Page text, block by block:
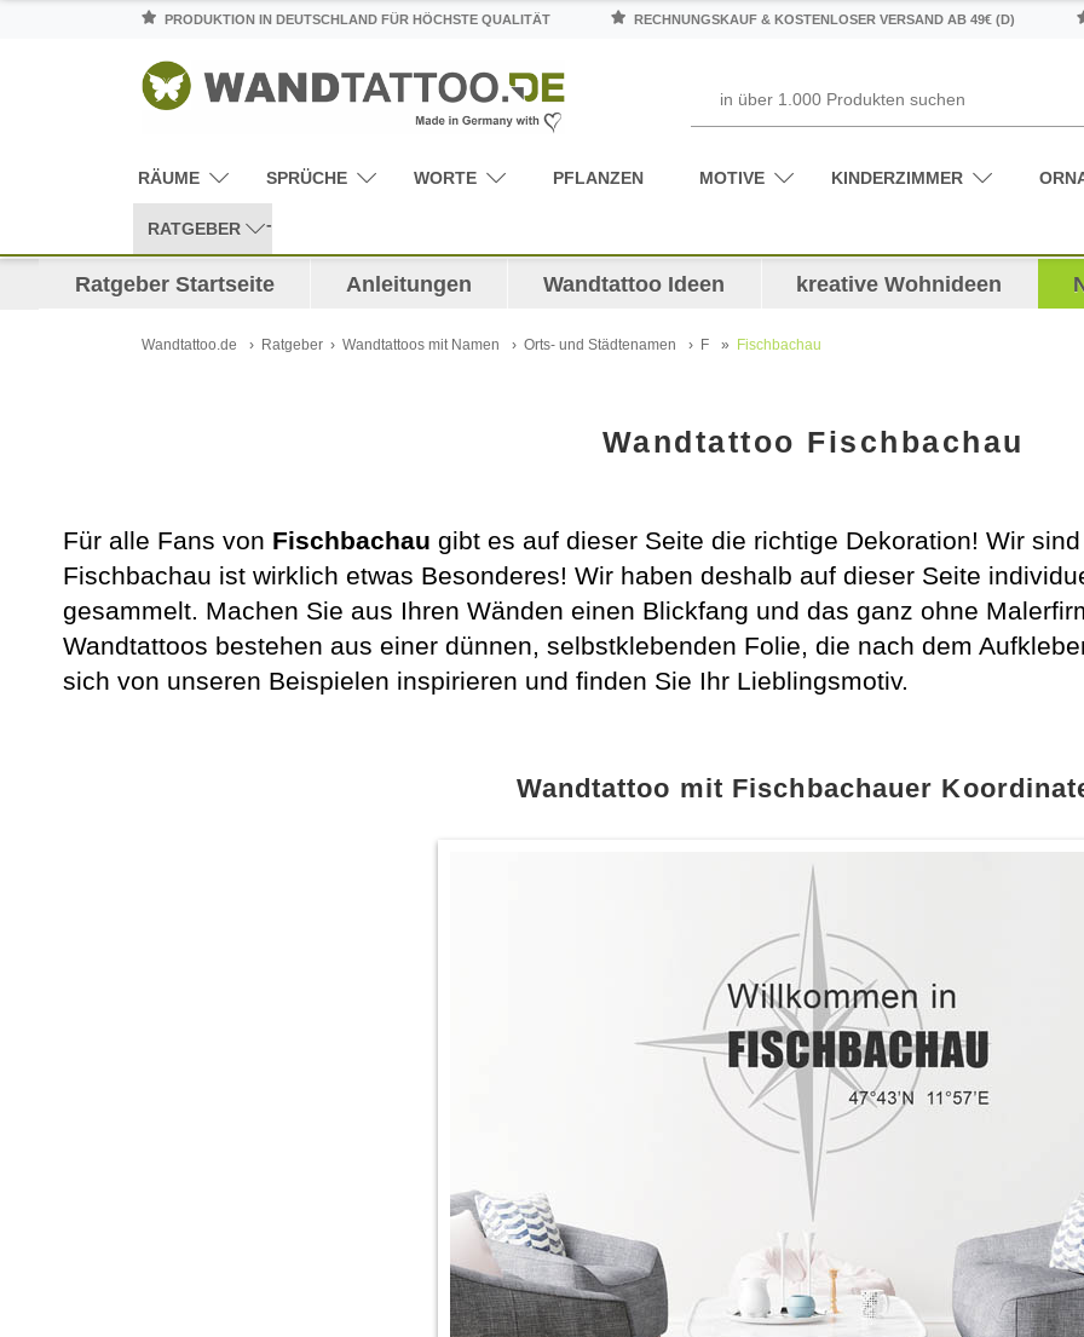
PRODUKTION IN DEUTSCHLAND FÜR HÖCHSTE QUALITÄT RECHNUNGSKAUF & KOSTENLOSER VERSAND AB 49€ (D)
RÄUME SPRÜCHE WORTE PFLANZEN MOTIVE KINDERZIMMER
RATGEBER
Ratgeber Startseite Anleitungen Wandtattoo Ideen kreative Wohnideen
Wandtattoo.de Ratgeber Wandtattoos mit Namen Orts- und Städtenamen F Fischbachau
Wandtattoo Fischbachau
Für alle Fans von Fischbachau gibt es auf dieser Seite die richtige Dekoration! Wir
Fischbachau ist wirklich etwas Besonderes! Wir haben deshalb auf dieser Seite
gesammelt. Machen Sie aus Ihren Wänden einen Blickfang und das ganz ohne
Wandtattoos bestehen aus einer dünnen, selbstklebenden Folie, die nach dem
sich von unseren Beispielen inspirieren und finden Sie Ihr Lieblingsmotiv.
Wandtattoo mit Fischbachauer